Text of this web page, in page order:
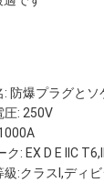
: 防爆プラグとソ
圧: 250V
ク: EX D E IIC
級:クラスI,ディ